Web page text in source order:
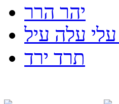
יהר הרר
עלה עיל
תרד ירד